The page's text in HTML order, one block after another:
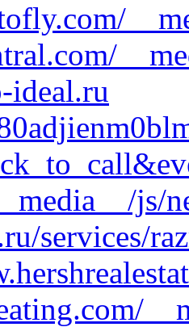
ideal.ru
js/
services/